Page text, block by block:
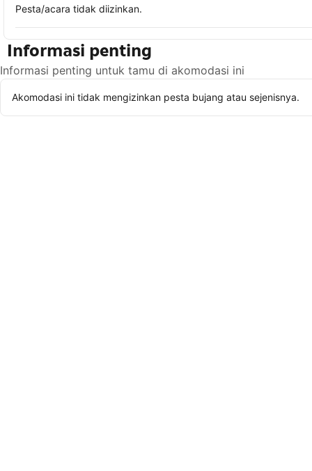
Pesta/acara tidak diizinkan.
Informasi penting
Informasi penting untuk tamu di akomodasi ini
Akomodasi ini tidak mengizinkan pesta bujang atau sejenisnya.